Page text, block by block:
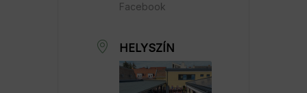
Facebook
HELYSZÍN